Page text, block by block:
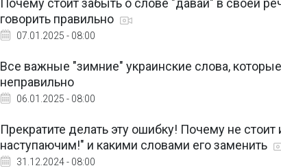
Почему стоит забыть о слове "давай" в своей
говорить правильно
07.01.2025 - 08:00
Все важные "зимние" украинские слова,
неправильно
06.01.2025 - 08:00
Прекратите делать эту ошибку! Почему не
наступаючим!" и какими словами его заменить
31.12.2024 - 08:00